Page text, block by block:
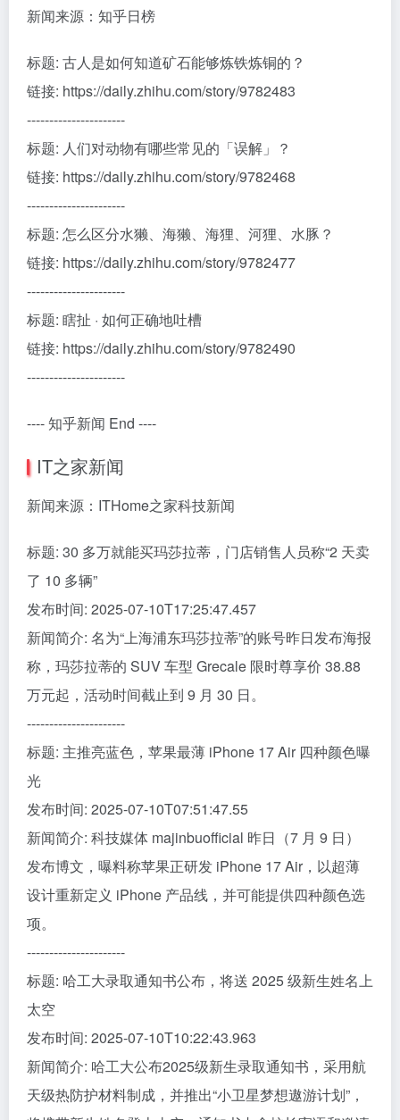
新闻来源：知乎日榜
标题: 古人是如何知道矿石能够炼铁炼铜的？
链接: https://daily.zhihu.com/story/9782483
----------------------
标题: 人们对动物有哪些常见的「误解」？
链接: https://daily.zhihu.com/story/9782468
----------------------
标题: 怎么区分水獭、海獭、海狸、河狸、水豚？
链接: https://daily.zhihu.com/story/9782477
----------------------
标题: 瞎扯 · 如何正确地吐槽
链接: https://daily.zhihu.com/story/9782490
----------------------
---- 知乎新闻 End ----
IT之家新闻
新闻来源：ITHome之家科技新闻
标题: 30 多万就能买玛莎拉蒂，门店销售人员称“2 天卖
了 10 多辆”
发布时间: 2025-07-10T17:25:47.457
新闻简介: 名为“上海浦东玛莎拉蒂”的账号昨日发布海报
称，玛莎拉蒂的 SUV 车型 Grecale 限时尊享价 38.88
万元起，活动时间截止到 9 月 30 日。
----------------------
标题: 主推亮蓝色，苹果最薄 iPhone 17 Air 四种颜色曝
光
发布时间: 2025-07-10T07:51:47.55
新闻简介: 科技媒体 majinbuofficial 昨日（7 月 9 日）
发布博文，曝料称苹果正研发 iPhone 17 Air，以超薄
设计重新定义 iPhone 产品线，并可能提供四种颜色选
项。
----------------------
标题: 哈工大录取通知书公布，将送 2025 级新生姓名上
太空
发布时间: 2025-07-10T10:22:43.963
新闻简介: 哈工大公布2025级新生录取通知书，采用航
天级热防护材料制成，并推出“小卫星梦想遨游计划”，